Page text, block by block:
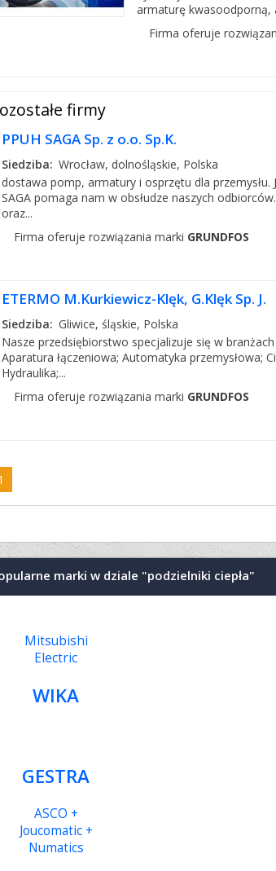
armaturę kwasoodporną,
Firma oferuje
firmy
PPUH SAGA Sp. z o.o. Sp.K.
Siedziba: Wrocław, dolnośląskie, Polska
dostawa pomp, armatury i osprzętu dla
SAGA pomaga nam w obsłudze naszych
oraz...
Firma oferuje rozwiązania marki GRUNDFOS
ETERMO M.Kurkiewicz-Klęk, G.Klęk Sp. J.
Siedziba: Gliwice, śląskie, Polska
Nasze przedsiębiorstwo specjalizuje się w
Aparatura łączeniowa; Automatyka przemysłowa;
Hydraulika;...
Firma oferuje rozwiązania marki GRUNDFOS
marki w dziale "podzielniki ciepła"
WIKA
GESTRA
Mitsubishi
Electric
ASCO +
Joucomatic +
Numatics